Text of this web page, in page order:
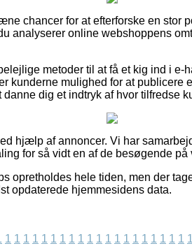
chancer for at efterforske en stor
analyserer online webshoppens
metoder til at få et kig ind i e-
kunderne mulighed for at publicere
dig et indtryk af hvor tilfredse
hjælp af annoncer. Vi har
for så vidt en af de besøgende
opretholdes hele tiden, men der
opdaterede hjemmesidens data.
1 1 1 1 1 1 1 1 1 1 1 1 1 1 1 1 1 1 1 1 1